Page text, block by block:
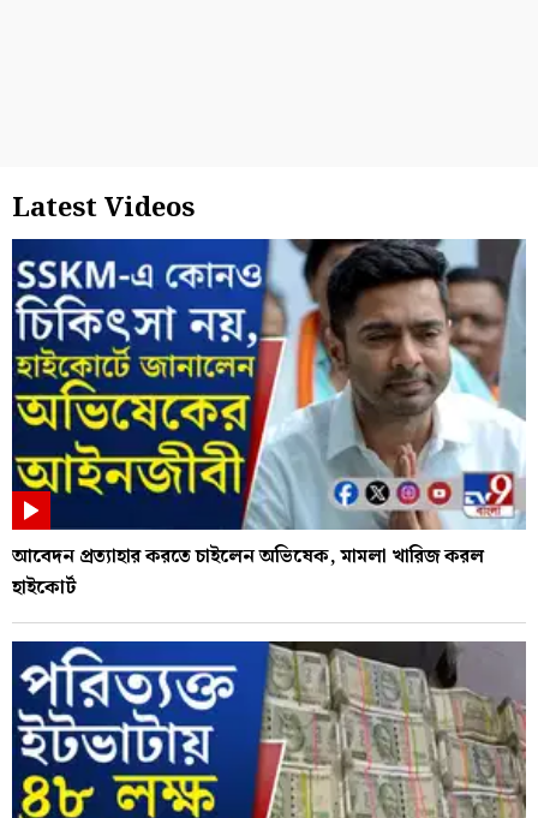
Latest Videos
আবেদন প্রত্যাহার করতে চাইলেন অভিষেক, মামলা খারিজ করল
হাইকোর্ট